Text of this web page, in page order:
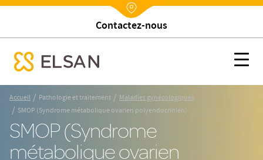
Nx:Aller
contenu
principal
Nx:Annuaire
Trouver un établissement
SMOP (Syndrome métabolique ovarien polyendocrinien)
menu mobile
Accueil / Pathologie et traitement / Maladies gynécologiques
/ SMOP (Syndrome métabolique ovarien polyendocrinien)
SMOP (Syndrome
métabolique ovarien